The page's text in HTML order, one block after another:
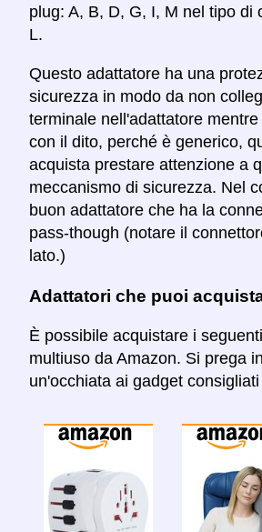
plug: A, B, D, G, I, M nel tipo di
L.
Questo adattatore ha una
sicurezza in modo da non
terminale nell'adattatore
con il dito, perché è generico,
acquista prestare attenzione a
meccanismo di sicurezza. Nel
buon adattatore che ha la
pass-though (notare il
lato.)
Adattatori che puoi
È possibile acquistare i
multiuso da Amazon. Si prega
un'occhiata ai gadget